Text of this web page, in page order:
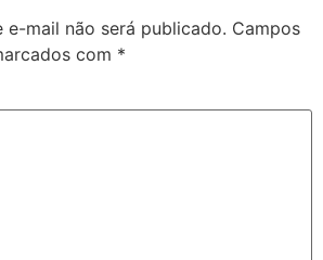
e-mail não será publicado. Campos
com *